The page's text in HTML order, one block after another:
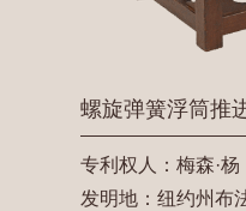
螺旋弹簧浮筒推
专利权人：梅森·杨
发明地：纽约州布